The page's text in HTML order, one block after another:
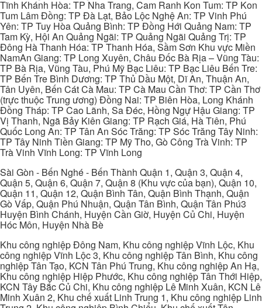
Tĩnh Khánh Hòa: TP Nha Trang, Cam Ranh Kon Tum: TP Kon
Tum Lâm Đồng: TP Đà Lạt, Bảo Lộc Nghệ An: TP Vinh Phú
Yên: TP Tuy Hòa Quảng Bình: TP Đồng Hới Quảng Nam: TP
Tam Kỳ, Hội An Quảng Ngãi: TP Quảng Ngãi Quảng Trị: TP
Đông Hà Thanh Hóa: TP Thanh Hóa, Sầm Sơn Khu vực Miền
NamAn Giang: TP Long Xuyên, Châu Đốc Bà Rịa – Vũng Tàu:
TP Bà Rịa, Vũng Tàu, Phú Mỹ Bạc Liêu: TP Bạc Liêu Bến Tre:
TP Bến Tre Bình Dương: TP Thủ Dầu Một, Dĩ An, Thuận An,
Tân Uyên, Bến Cát Cà Mau: TP Cà Mau Cần Thơ: TP Cần Thơ
(trực thuộc Trung ương) Đồng Nai: TP Biên Hòa, Long Khánh
Đồng Tháp: TP Cao Lãnh, Sa Đéc, Hồng Ngự Hậu Giang: TP
Vị Thanh, Ngã Bảy Kiên Giang: TP Rạch Giá, Hà Tiên, Phú
Quốc Long An: TP Tân An Sóc Trăng: TP Sóc Trăng Tây Ninh:
TP Tây Ninh Tiền Giang: TP Mỹ Tho, Gò Công Trà Vinh: TP
Trà Vinh Vĩnh Long: TP Vĩnh Long
Sài Gòn - Bến Nghé - Bến Thành Quận 1, Quận 3, Quận 4,
Quận 5, Quận 6, Quận 7, Quận 8 (Khu vực của bạn), Quận 10,
Quận 11, Quận 12, Quận Bình Tân, Quận Bình Thạnh, Quận
Gò Vấp, Quận Phú Nhuận, Quận Tân Bình, Quận Tân Phú3
Huyện Bình Chánh, Huyện Cần Giờ, Huyện Củ Chi, Huyện
Hóc Môn, Huyện Nhà Bè
Khu công nghiệp Đông Nam, Khu công nghiệp Vĩnh Lộc, Khu
công nghiệp Vĩnh Lộc 3, Khu công nghiệp Tân Bình, Khu công
nghiệp Tân Tạo, KCN Tân Phú Trung, Khu công nghiệp An Hạ,
Khu công nghiệp Hiệp Phước, Khu công nghiệp Tân Thới Hiệp,
KCN Tây Bắc Củ Chi, Khu công nghiệp Lê Minh Xuân, KCN Lê
Minh Xuân 2, Khu chế xuất Linh Trung 1, Khu công nghiệp Linh